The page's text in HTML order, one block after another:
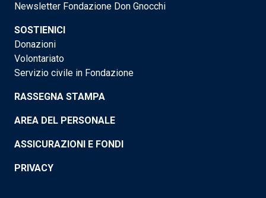
Newsletter Fondazione Don Gnocchi
SOSTIENICI
Donazioni
Volontariato
Servizio civile in Fondazione
RASSEGNA STAMPA
AREA DEL PERSONALE
ASSICURAZIONI E FONDI
PRIVACY